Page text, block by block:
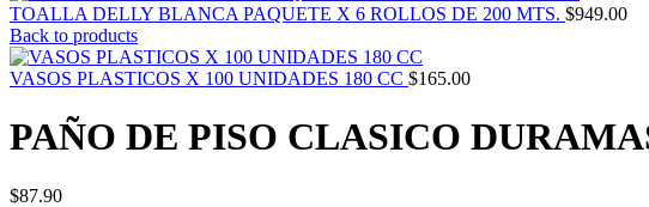
TOALLA DELLY BLANCA PAQUETE X 6 ROLLOS DE 200 MTS. $949.00
Back to products
VASOS PLASTICOS X 100 UNIDADES 180 CC $165.00
PAÑO DE PISO CLASICO
$87.90